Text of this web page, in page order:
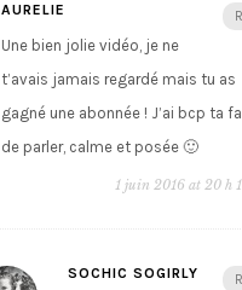
AURELIE
Une bien jolie vidéo, je ne
t’avais jamais regardé mais tu as
gagné une abonnée ! J’ai bcp ta
de parler, calme et posée 🙂
1 juin 2016 at 20 h
SOCHIC SOGIRLY